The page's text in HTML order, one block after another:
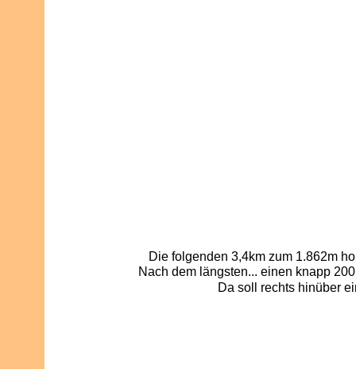
Die folgenden 3,4km zum 1.862m
Nach dem längsten... einen knapp
Da soll rechts hinüber